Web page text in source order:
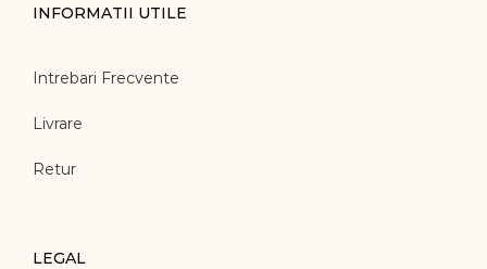
INFORMATII UTILE
Intrebari Frecvente
Livrare
Retur
LEGAL